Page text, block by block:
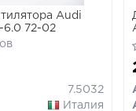
Audi
6.0 72-02
7.5032
Италия